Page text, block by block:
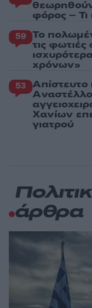
φόρος – Τι
59 Το
τις
χρόνων»
53 Απίστευτο
Χανίων
γιατρού
άρθρα